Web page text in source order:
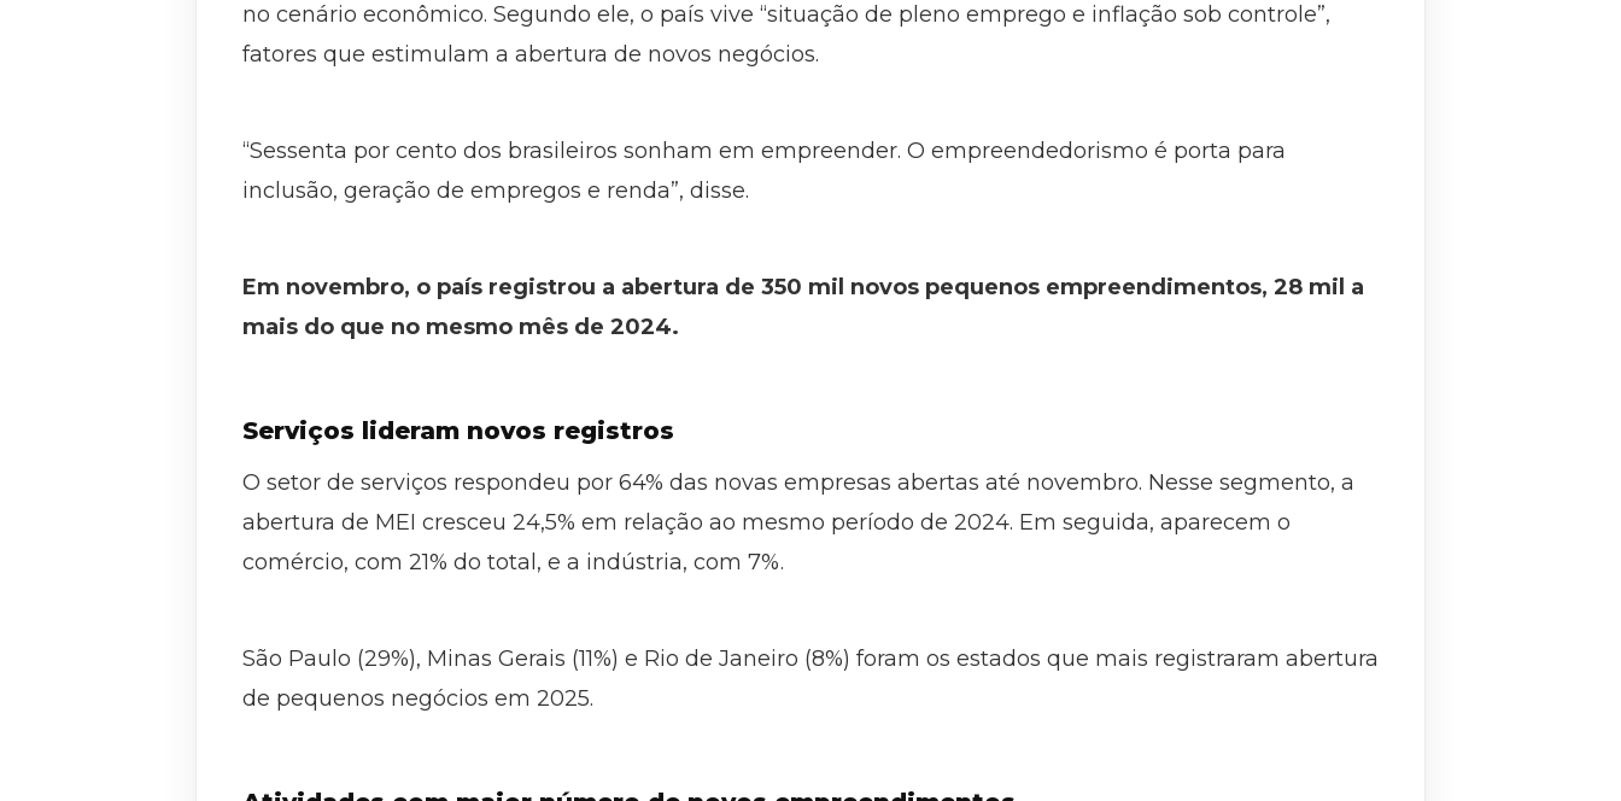
no cenário econômico. Segundo ele, o país vive “situação de pleno emprego e inflação sob controle”,
fatores que estimulam a abertura de novos negócios.
“Sessenta por cento dos brasileiros sonham em empreender. O empreendedorismo é porta para
inclusão, geração de empregos e renda”, disse.
Em novembro, o país registrou a abertura de 350 mil novos pequenos empreendimentos, 28 mil a
mais do que no mesmo mês de 2024.
Serviços lideram novos registros
O setor de serviços respondeu por 64% das novas empresas abertas até novembro. Nesse segmento, a
abertura de MEI cresceu 24,5% em relação ao mesmo período de 2024. Em seguida, aparecem o
comércio, com 21% do total, e a indústria, com 7%.
São Paulo (29%), Minas Gerais (11%) e Rio de Janeiro (8%) foram os estados que mais registraram abertura
de pequenos negócios em 2025.